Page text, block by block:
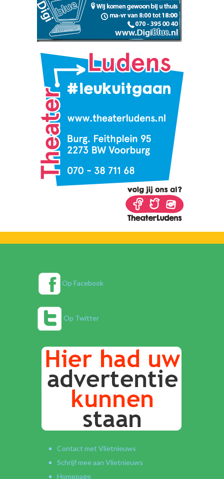
Op Facebook
Op Twitter
Contact met Vlietnieuws
Schrijf mee aan Vlietnieuws
Homepage